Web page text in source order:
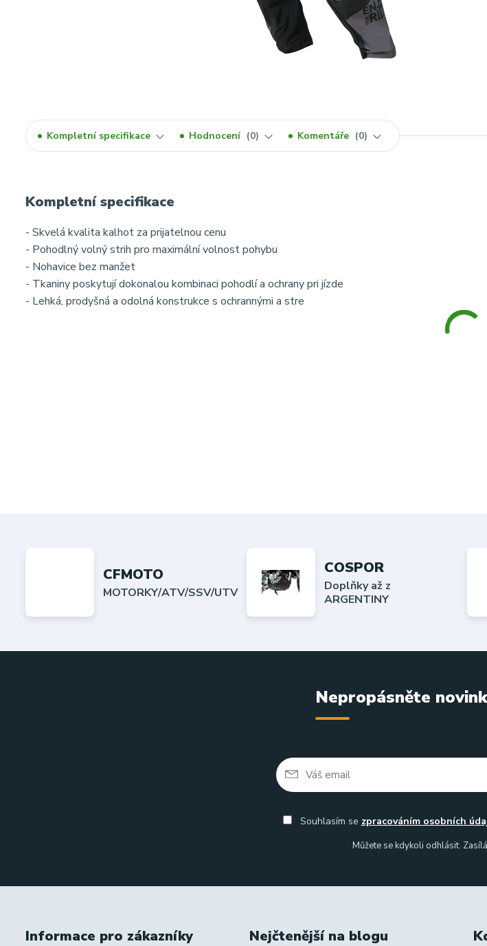
Kompletní specifikace Hodnocení 0 Komentáře 0
Kompletní specifikace
- Skvelá kvalita kalhot za prijatelnou cenu
- Pohodlný volný strih pro maximální volnost pohybu
- Nohavice bez manžet
- Tkaniny poskytují dokonalou kombinaci pohodlí a ochrany pri jízde
- Lehká, prodyšná a odolná konstrukce s ochrannými a stre
CFMOTO
MOTORKY/ATV/SSV/UTV
COSPOR
Doplňky až z
ARGENTINY
Nepropásněte
Souhlasím se zpracováním osobních
Můžete se kdykoli odhlásit.
Informace pro zákazníky Nejčtenější na blogu